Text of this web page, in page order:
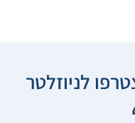
לניוזלטר